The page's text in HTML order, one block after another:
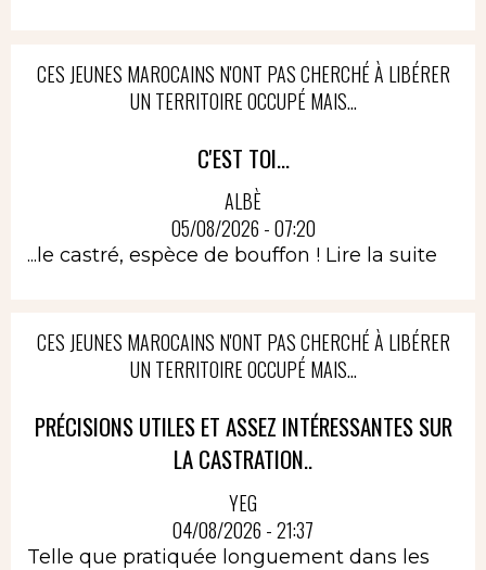
CES JEUNES MAROCAINS N'ONT PAS CHERCHÉ À LIBÉRER
UN TERRITOIRE OCCUPÉ MAIS...
C'EST TOI...
ALBÈ
05/08/2026 - 07:20
...le castré, espèce de bouffon ! Lire la suite
CES JEUNES MAROCAINS N'ONT PAS CHERCHÉ À LIBÉRER
UN TERRITOIRE OCCUPÉ MAIS...
PRÉCISIONS UTILES ET ASSEZ INTÉRESSANTES SUR
LA CASTRATION..
YEG
04/08/2026 - 21:37
Telle que pratiquée longuement dans les